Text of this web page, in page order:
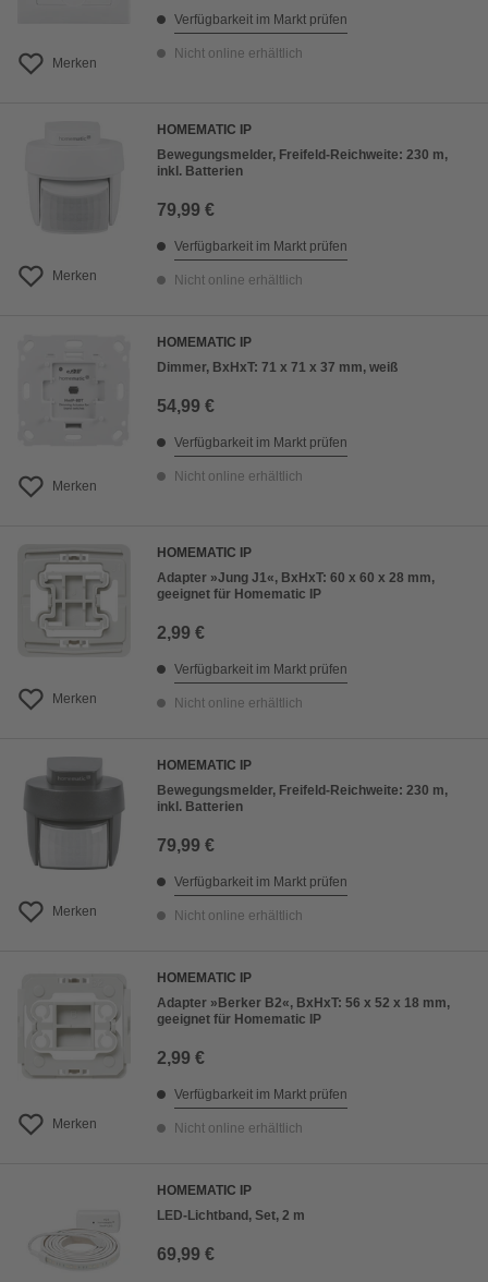
Merken
Verfügbarkeit im Markt prüfen
Nicht online erhältlich
Merken
HOMEMATIC IP
Bewegungsmelder, Freifeld-Reichweite: 230 m,
inkl. Batterien
79,99 €
Verfügbarkeit im Markt prüfen
Nicht online erhältlich
Merken
HOMEMATIC IP
Dimmer, BxHxT: 71 x 71 x 37 mm, weiß
54,99 €
Verfügbarkeit im Markt prüfen
Nicht online erhältlich
Merken
HOMEMATIC IP
Adapter »Jung J1«, BxHxT: 60 x 60 x 28 mm,
geeignet für Homematic IP
2,99 €
Verfügbarkeit im Markt prüfen
Nicht online erhältlich
Merken
HOMEMATIC IP
Bewegungsmelder, Freifeld-Reichweite: 230 m,
inkl. Batterien
79,99 €
Verfügbarkeit im Markt prüfen
Nicht online erhältlich
Merken
HOMEMATIC IP
Adapter »Berker B2«, BxHxT: 56 x 52 x 18 mm,
geeignet für Homematic IP
2,99 €
Verfügbarkeit im Markt prüfen
Nicht online erhältlich
HOMEMATIC IP
LED-Lichtband, Set, 2 m
69,99 €